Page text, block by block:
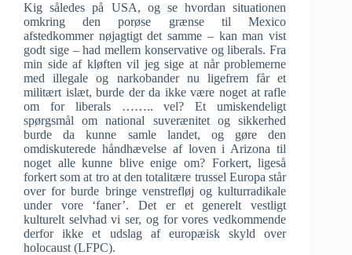
Kig således på USA, og se hvordan situationen
omkring den porøse grænse til Mexico
afstedkommer nøjagtigt det samme – kan man vist
godt sige – had mellem konservative og liberals. Fra
min side af kløften vil jeg sige at når problemerne
med illegale og narkobander nu ligefrem får et
militært islæt, burde der da ikke være noget at rafle
om for liberals …….. vel? Et umiskendeligt
spørgsmål om national suverænitet og sikkerhed
burde da kunne samle landet, og gøre den
omdiskuterede håndhævelse af loven i Arizona til
noget alle kunne blive enige om? Forkert, ligeså
forkert som at tro at den totalitære trussel Europa står
over for burde bringe venstrefløj og kulturradikale
under vore ‘faner’. Det er et generelt vestligt
kulturelt selvhad vi ser, og for vores vedkommende
derfor ikke et udslag af europæisk skyld over
holocaust (LFPC).